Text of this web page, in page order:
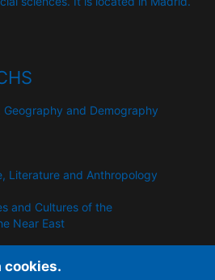
and Demography
Literature and Anthropology
​​and Cultures of the
Near East
cookies.